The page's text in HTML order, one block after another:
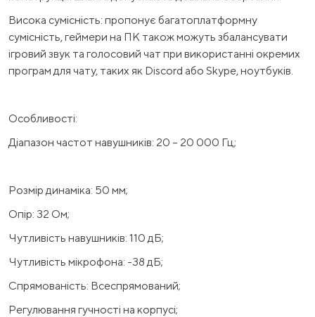
Висока сумісність: пропонує багатоплатформну
сумісність, геймери на ПК також можуть збалансувати
ігровий звук та голосовий чат при використанні окремих
програм для чату, таких як Discord або Skype, ноутбуків.
Особливості:
Діапазон частот навушників: 20 – 20 000 Гц;
Розмір динаміка: 50 мм;
Опір: 32 Ом;
Чутливість навушників: 110 дБ;
Чутливість мікрофона: -38 дБ;
Спрямованість: Всеспрямований;
Регулювання гучності на корпусі;